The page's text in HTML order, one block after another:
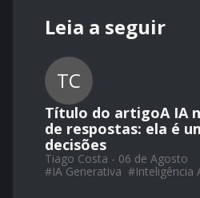
Leia a seguir
TC
Título do artigoA IA
de respostas: ela é
decisões
Tiago Costa - 06 de Agosto
#IA Generativa #Inteligência